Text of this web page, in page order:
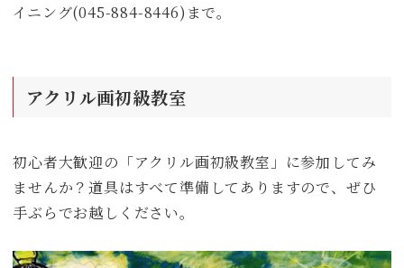
イニング(045-884-8446)まで。
アクリル画初級教室
初心者大歓迎の「アクリル画初級教室」に参加してみ
ませんか？道具はすべて準備してありますので、ぜひ
手ぶらでお越しください。